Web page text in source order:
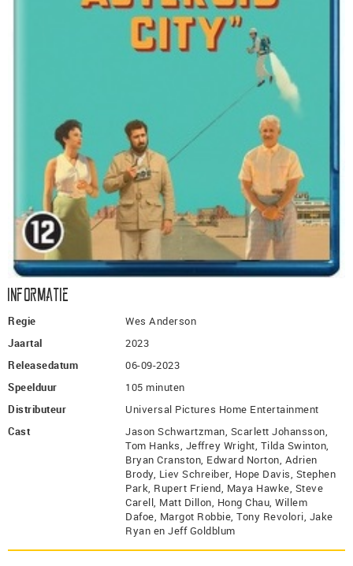
Informatie
Regie
Wes Anderson
Jaartal
2023
Releasedatum
06-09-2023
Speelduur
105 minuten
Distributeur
Universal Pictures Home Entertainment
Cast
Jason Schwartzman, Scarlett Johansson,
Tom Hanks, Jeffrey Wright, Tilda Swinton,
Bryan Cranston, Edward Norton, Adrien
Brody, Liev Schreiber, Hope Davis, Stephen
Park, Rupert Friend, Maya Hawke, Steve
Carell, Matt Dillon, Hong Chau, Willem
Dafoe, Margot Robbie, Tony Revolori, Jake
Ryan en Jeff Goldblum